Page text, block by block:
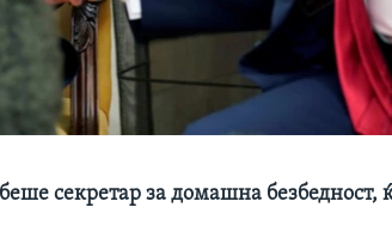
секретар за домашна безбедност,